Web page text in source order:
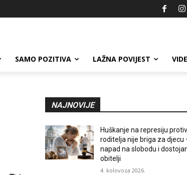
SAMO POZITIVA LAŽNA POVIJEST
NAJNOVIJE
Huškanje na represiju protiv
roditelja nije briga za djecu
napad na slobodu i
obitelji
4. kolovoza 2026.